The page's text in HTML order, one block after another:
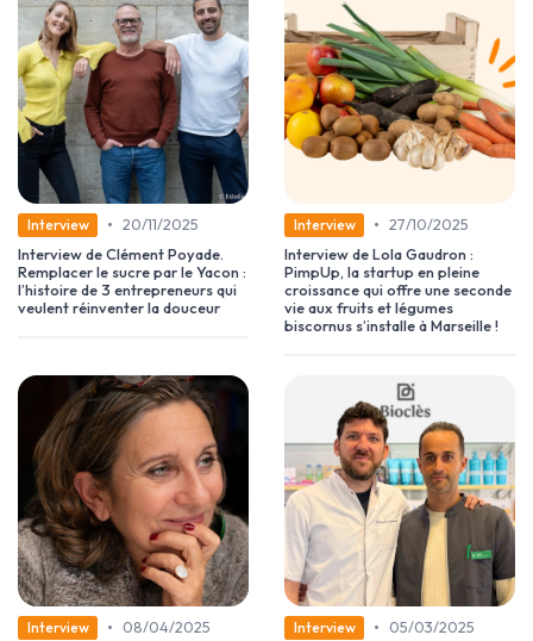
Interview • 20/11/2025
Interview de Clément Poyade.
Remplacer le sucre par le Yacon :
l’histoire de 3 entrepreneurs qui
veulent réinventer la douceur
Interview • 27/10/2025
Interview de Lola Gaudron :
PimpUp, la startup en pleine
croissance qui offre une seconde
vie aux fruits et légumes
biscornus s’installe à Marseille !
Interview •
08/04/2025
Interview •
05/03/2025